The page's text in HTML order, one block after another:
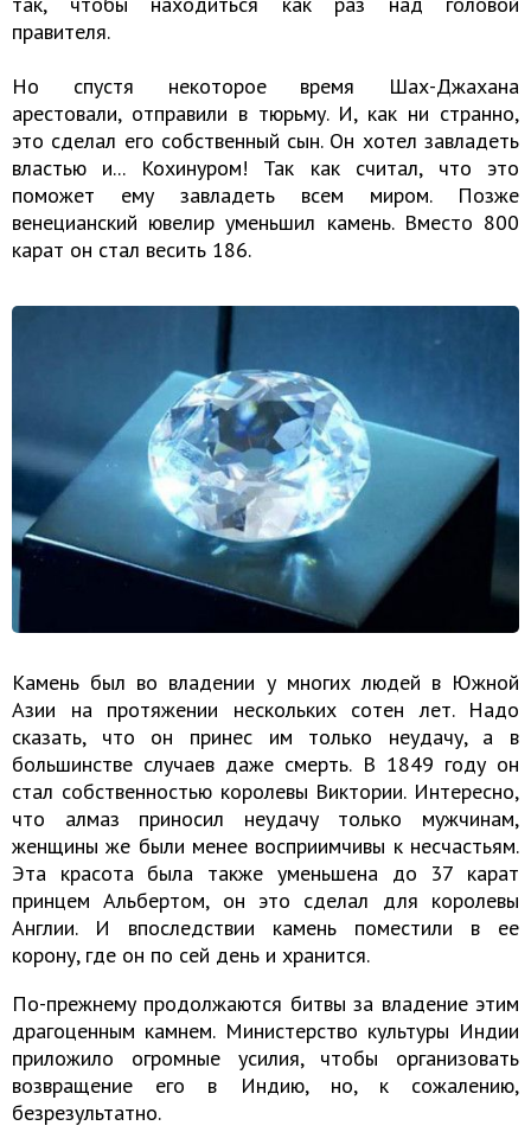
правителя.
Но спустя некоторое время Шах-Джахана
арестовали, отправили в тюрьму. И, как ни странно,
это сделал его собственный сын. Он хотел завладеть
властью и... Кохинуром! Так как считал, что это
поможет ему завладеть всем миром. Позже
венецианский ювелир уменьшил камень. Вместо 800
карат он стал весить 186.
Камень был во владении у многих людей в Южной
Азии на протяжении нескольких сотен лет. Надо
сказать, что он принес им только неудачу, а в
большинстве случаев даже смерть. В 1849 году он
стал собственностью королевы Виктории. Интересно,
что алмаз приносил неудачу только мужчинам,
женщины же были менее восприимчивы к несчастьям.
Эта красота была также уменьшена до 37 карат
принцем Альбертом, он это сделал для королевы
Англии. И впоследствии камень поместили в ее
корону, где он по сей день и хранится.
По-прежнему продолжаются битвы за владение этим
драгоценным камнем. Министерство культуры Индии
приложило огромные усилия, чтобы организовать
возвращение его в Индию, но, к сожалению,
безрезультатно.